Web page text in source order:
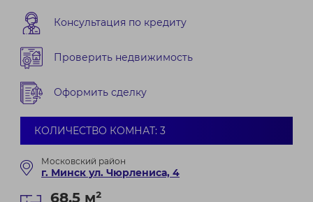
Консультация по кредиту
Проверить недвижимость
Оформить сделку
КОЛИЧЕСТВО КОМНАТ: 3
Московский район
г. Минск ул. Чюрлениса, 4
68.5 м²